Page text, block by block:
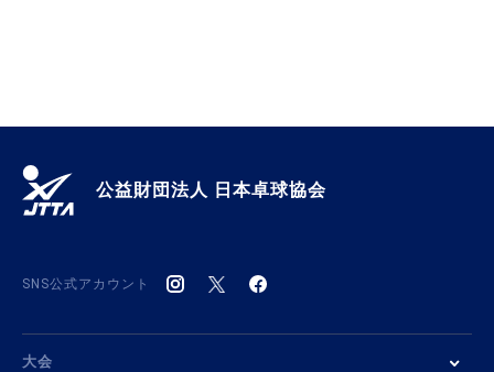
公益財団法人 日本卓球協会
SNS公式アカウント
大会